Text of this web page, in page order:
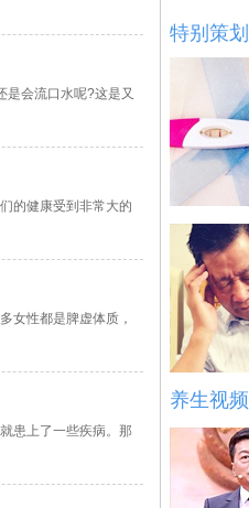
是会流口水呢?这是又
的健康受到非常大的
女性都是脾虚体质，
患上了一些疾病。那
特别策划
养生视频